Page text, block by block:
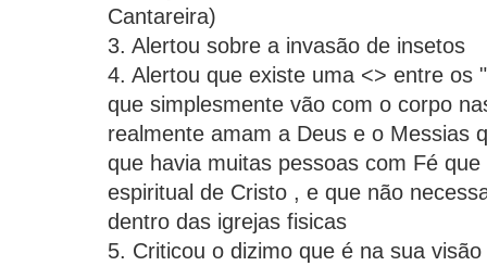
Cantareira)
3. Alertou sobre a invasão de insetos
4. Alertou que existe uma <> entre os
que simplesmente vão com o corpo
realmente amam a Deus e o Messias
que havia muitas pessoas com Fé
espiritual de Cristo , e que não
dentro das igrejas fisicas
5. Criticou o dizimo que é na sua